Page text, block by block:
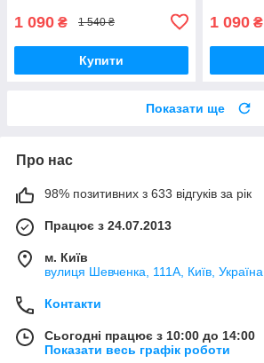
1 090 ₴ 1 540 ₴
Купити
1 090 ₴
Показати ще
Про нас
98% позитивних з 633 відгуків за рік
Працює з 24.07.2013
м. Київ
вулиця Шевченка, 111A, Київ, Україна
Контакти
Сьогодні працює з 10:00 до 14:00
Показати весь графік роботи